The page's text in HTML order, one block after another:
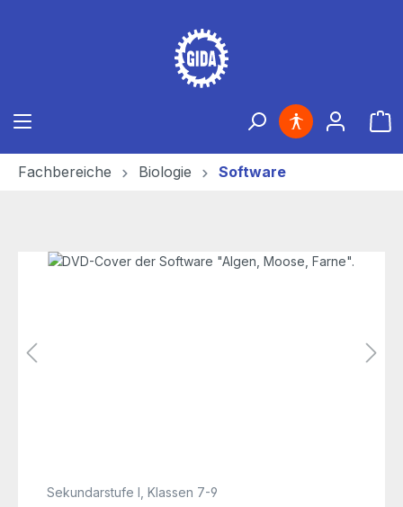
Fachbereiche Biologie Software
Bildergalerie überspringen
Sekundarstufe I, Klassen 7-9